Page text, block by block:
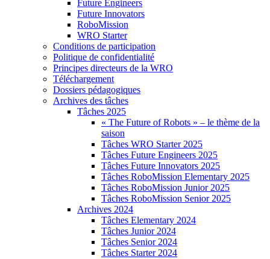
Future Engineers
Future Innovators
RoboMission
WRO Starter
Conditions de participation
Politique de confidentialité
Principes directeurs de la WRO
Téléchargement
Dossiers pédagogiques
Archives des tâches
Tâches 2025
« The Future of Robots » – le thème de la
saison
Tâches WRO Starter 2025
Tâches Future Engineers 2025
Tâches Future Innovators 2025
Tâches RoboMission Elementary 2025
Tâches RoboMission Junior 2025
Tâches RoboMission Senior 2025
Archives 2024
Tâches Elementary 2024
Tâches Junior 2024
Tâches Senior 2024
Tâches Starter 2024